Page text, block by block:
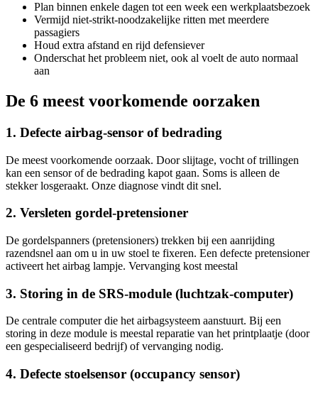
Plan binnen enkele dagen tot een week een werkplaatsbezoek
Vermijd niet-strikt-noodzakelijke ritten met meerdere
passagiers
Houd extra afstand en rijd defensiever
Onderschat het probleem niet, ook al voelt de auto normaal
aan
De 6 meest voorkomende oorzaken
1. Defecte airbag-sensor of bedrading
De meest voorkomende oorzaak. Door slijtage, vocht of trillingen
kan een sensor of de bedrading kapot gaan. Soms is alleen de
stekker losgeraakt. Onze diagnose vindt dit snel.
2. Versleten gordel-pretensioner
De gordelspanners (pretensioners) trekken bij een aanrijding
razendsnel aan om u in uw stoel te fixeren. Een defecte pretensioner
activeert het airbag lampje. Vervanging kost meestal
3. Storing in de SRS-module (luchtzak-computer)
De centrale computer die het airbagsysteem aanstuurt. Bij een
storing in deze module is meestal reparatie van het printplaatje (door
een gespecialiseerd bedrijf) of vervanging nodig.
4. Defecte stoelsensor (occupancy sensor)